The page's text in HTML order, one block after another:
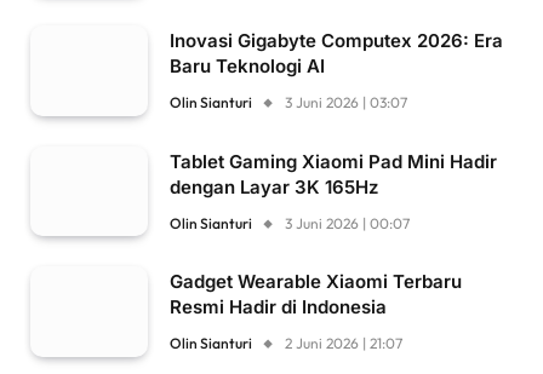
Inovasi Gigabyte Computex 2026: Era
Baru Teknologi AI
Olin Sianturi 3 Juni 2026 | 03:07
Tablet Gaming Xiaomi Pad Mini Hadir
dengan Layar 3K 165Hz
Olin Sianturi 3 Juni 2026 | 00:07
Gadget Wearable Xiaomi Terbaru
Resmi Hadir di Indonesia
Olin Sianturi 2 Juni 2026 | 21:07